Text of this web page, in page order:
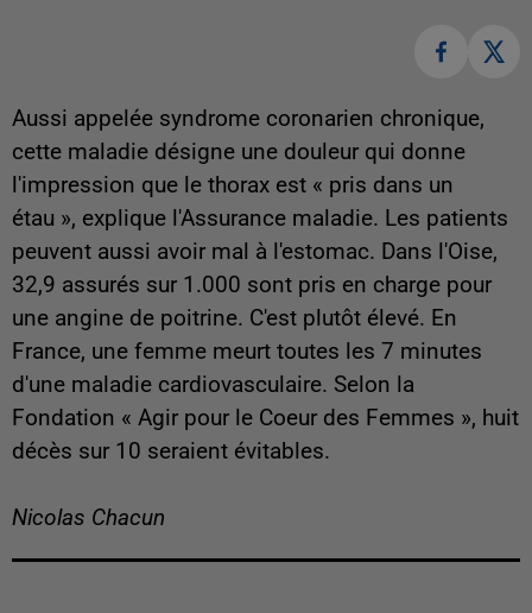
Aussi appelée syndrome coronarien chronique,
cette maladie désigne une douleur qui donne
l'impression que le thorax est « pris dans un
étau », explique l'Assurance maladie. Les patients
peuvent aussi avoir mal à l'estomac. Dans l'Oise,
32,9 assurés sur 1.000 sont pris en charge pour
une angine de poitrine. C'est plutôt élevé. En
France, une femme meurt toutes les 7 minutes
d'une maladie cardiovasculaire. Selon la
Fondation « Agir pour le Coeur des Femmes », huit
décès sur 10 seraient évitables.
Nicolas Chacun